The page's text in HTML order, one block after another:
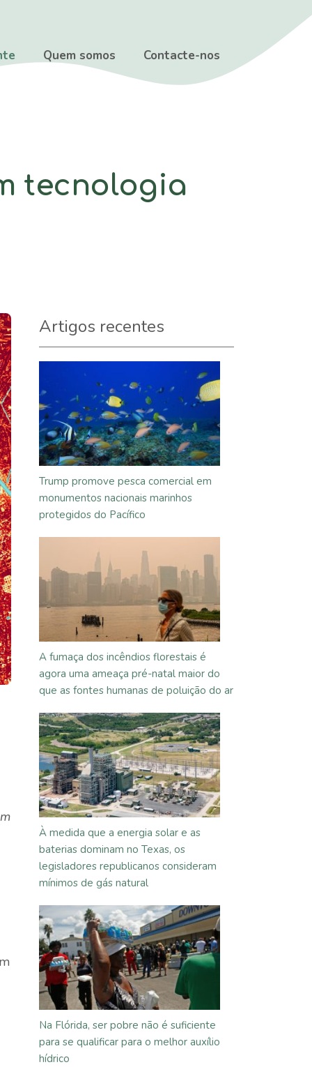
Quem somos Contacte-nos
tecnologia
Artigos recentes
Trump promove pesca comercial em
monumentos nacionais marinhos
protegidos do Pacífico
A fumaça dos incêndios florestais é
agora uma ameaça pré-natal maior do
que as fontes humanas de poluição do ar
À medida que a energia solar e as
baterias dominam no Texas, os
legisladores republicanos consideram
mínimos de gás natural
Na Flórida, ser pobre não é suficiente
para se qualificar para o melhor auxílio
hídrico